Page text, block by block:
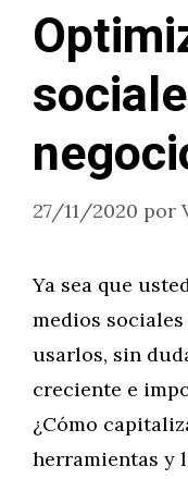
27/11/2020 por
Ya sea que
medios
usarlos, sin
creciente e
¿Cómo
herramientas y